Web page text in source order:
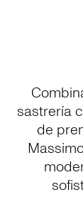
sastrería
de